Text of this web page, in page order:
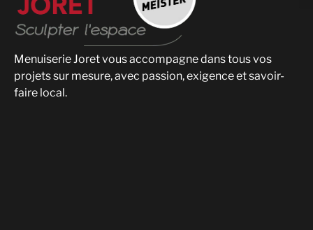
Menuiserie Joret vous accompagne dans tous vos
projets sur mesure, avec passion, exigence et savoir-
faire local.